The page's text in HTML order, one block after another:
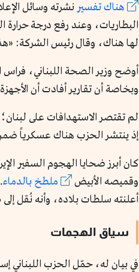
هناك تفسير
البطاريات، وعند رفع درجة حرارة
لها هناك، وقال رئيس الشركة:
أوضح وزير الصحة اللبناني، فراس
وبخاصة أن تقارير أفادت أن
إذ ينتشر الحزب هناك عسكرياً
كان أبرز ضحايا الهجوم السفير
وقميصه الأبيض
ملطخ بالدماء
أعلنته سلطات بلاده، وأنه نُقل
سياق الهجمات
في بيان له، حمّل الحزب اللبناني